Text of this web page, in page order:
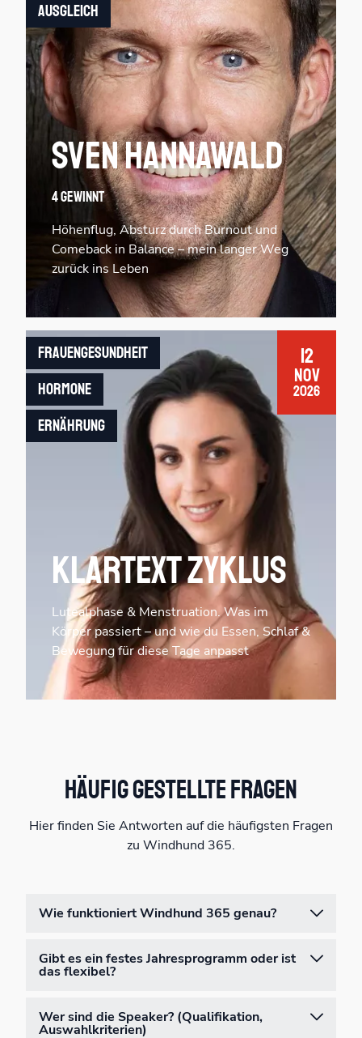
Ausgleich
Sven Hannawald
4 Gewinnt
Höhenflug, Absturz durch Burnout und
Comeback in Balance – mein langer Weg
zurück ins Leben
12
Nov
2026
Frauengesundheit
Hormone
Ernährung
Klartext Zyklus
Lutealphase & Menstruation. Was im
Körper passiert – und wie du Essen, Schlaf &
Bewegung für diese Tage anpasst
Häufig gestellte Fragen
Hier finden Sie Antworten auf die häufigsten Fragen
zu Windhund 365.
Wie funktioniert Windhund 365 genau?
Gibt es ein festes Jahresprogramm oder ist
das flexibel?
Wer sind die Speaker? (Qualifikation,
Auswahlkriterien)